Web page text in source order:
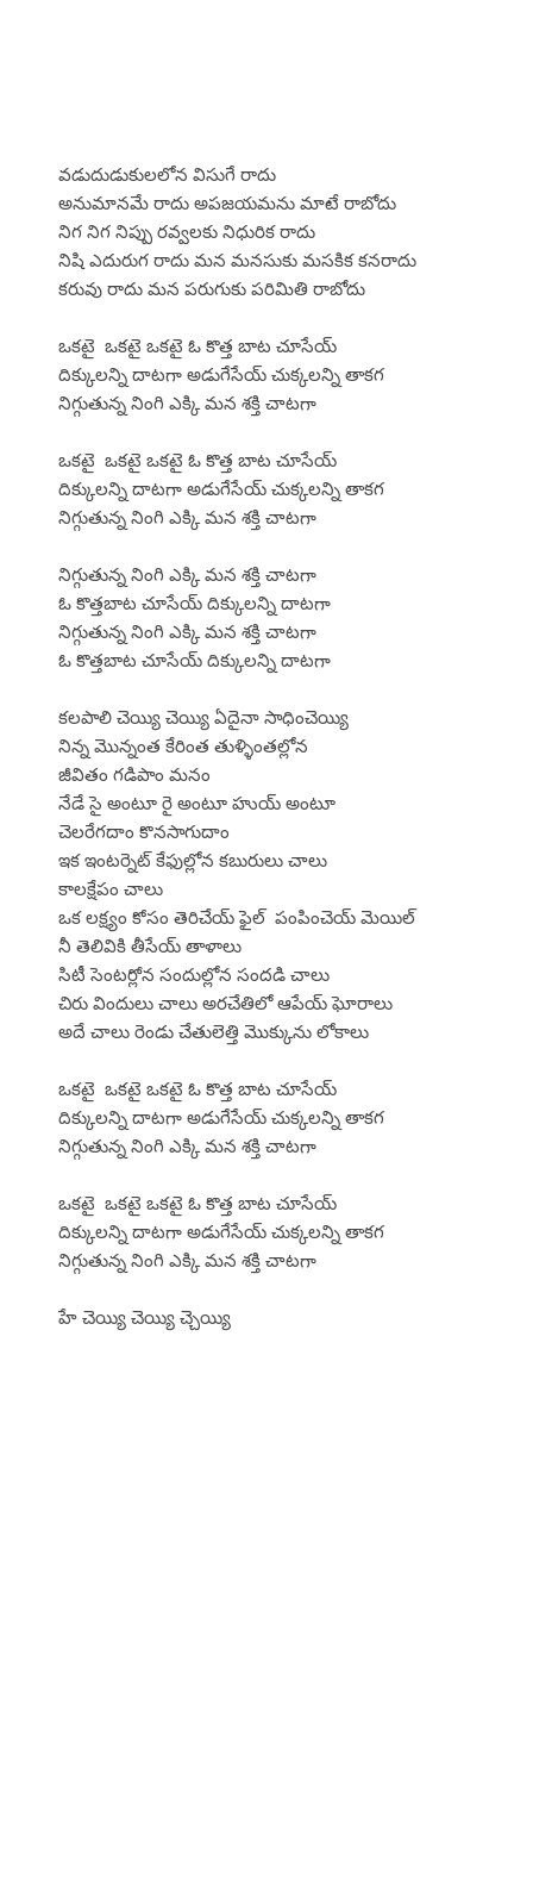
వడుదుడుకులలోన విసుగే రాదు
అనుమానమే రాదు అపజయమను మాటే రాబోదు
నిగ నిగ నిప్పు రవ్వలకు నిధురిక రాదు
నిషి ఎదురుగ రాదు మన మనసుకు మసకిక కనరాదు
కరువు రాదు మన పరుగుకు పరిమితి రాబోదు
ఒకటై ఒకటై ఒకటై ఓ కొత్త బాట చూసేయ్
దిక్కులన్ని దాటగా అడుగేసేయ్ చుక్కలన్ని తాకగ
నిగ్గుతున్న నింగి ఎక్కి మన శక్తి చాటగా
ఒకటై ఒకటై ఒకటై ఓ కొత్త బాట చూసేయ్
దిక్కులన్ని దాటగా అడుగేసేయ్ చుక్కలన్ని తాకగ
నిగ్గుతున్న నింగి ఎక్కి మన శక్తి చాటగా
నిగ్గుతున్న నింగి ఎక్కి మన శక్తి చాటగా
ఓ కొత్తబాట చూసేయ్ దిక్కులన్ని దాటగా
నిగ్గుతున్న నింగి ఎక్కి మన శక్తి చాటగా
ఓ కొత్తబాట చూసేయ్ దిక్కులన్ని దాటగా
కలపాలి చెయ్యి చెయ్యి ఏదైనా సాధించెయ్యి
నిన్న మొన్నంత కేరింత తుళ్ళింతల్లోన
జీవితం గడిపాం మనం
నేడే సై అంటూ రై అంటూ హుయ్ అంటూ
చెలరేగదాం కొనసాగుదాం
ఇక ఇంటర్నెట్ కేఫుల్లోన కబురులు చాలు
కాలక్షేపం చాలు
ఒక లక్ష్యం కోసం తెరిచేయ్ ఫైల్ పంపించెయ్ మెయిల్
నీ తెలివికి తీసేయ్ తాళాలు
సిటీ సెంటర్లోన సందుల్లోన సందడి చాలు
చిరు విందులు చాలు అరచేతిలో ఆపేయ్ ఘోరాలు
అదే చాలు రెండు చేతులెత్తి మొక్కును లోకాలు
ఒకటై ఒకటై ఒకటై ఓ కొత్త బాట చూసేయ్
దిక్కులన్ని దాటగా అడుగేసేయ్ చుక్కలన్ని తాకగ
నిగ్గుతున్న నింగి ఎక్కి మన శక్తి చాటగా
ఒకటై ఒకటై ఒకటై ఓ కొత్త బాట చూసేయ్
దిక్కులన్ని దాటగా అడుగేసేయ్ చుక్కలన్ని తాకగ
నిగ్గుతున్న నింగి ఎక్కి మన శక్తి చాటగా
హే చెయ్యి చెయ్యి చ్చెయ్యి